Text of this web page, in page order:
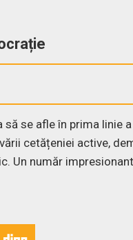
să se afle în prima linie
cetățeniei active,
Un număr